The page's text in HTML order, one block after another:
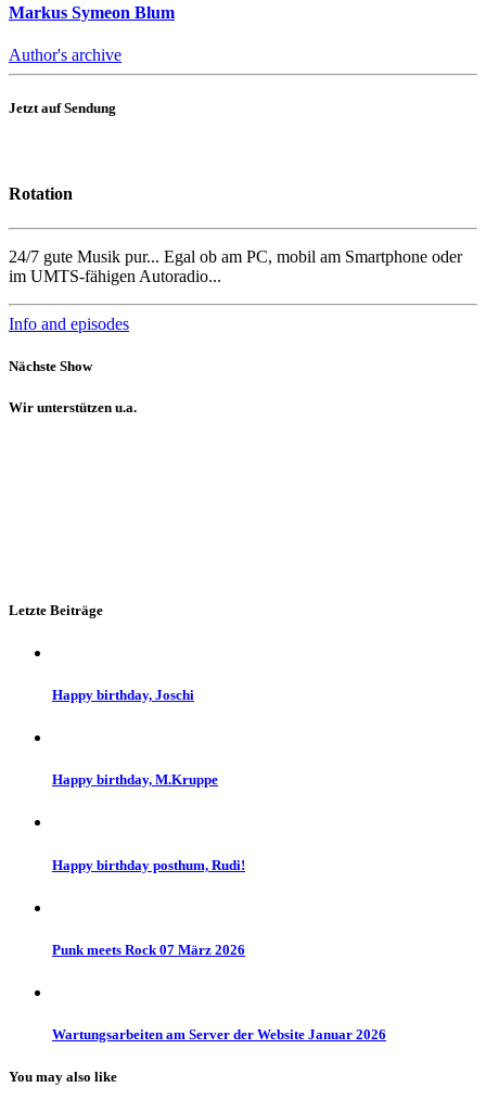
Markus Symeon Blum
Author's archive
Jetzt auf Sendung
Rotation
24/7 gute Musik pur... Egal ob am PC, mobil am Smartphone oder
im UMTS-fähigen Autoradio...
Info and episodes
Nächste Show
Wir unterstützen u.a.
Letzte Beiträge
Happy birthday, Joschi
Happy birthday, M.Kruppe
Happy birthday posthum, Rudi!
Punk meets Rock 07 März 2026
Wartungsarbeiten am Server der Website Januar 2026
You may also like